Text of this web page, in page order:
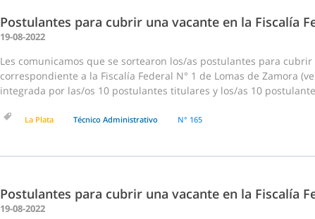
Postulantes para cubrir una vacante en la Fiscalía
19-08-2022
Les comunicamos que se sortearon los/as postulantes para
correspondiente a la Fiscalía Federal N° 1 de Lomas de Zamora
integrada por las/os 10 postulantes titulares y los/as 10
La Plata Técnico Administrativo N° 165
Postulantes para cubrir una vacante en la Fiscalía
19-08-2022